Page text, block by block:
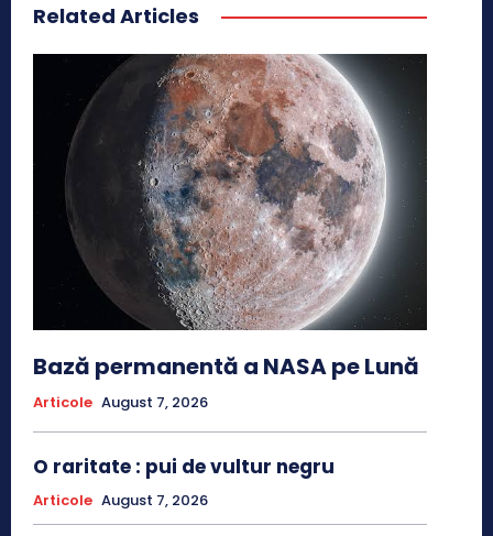
Related Articles
Bază permanentă a NASA pe Lună
Articole August 7, 2026
O raritate : pui de vultur negru
Articole August 7, 2026